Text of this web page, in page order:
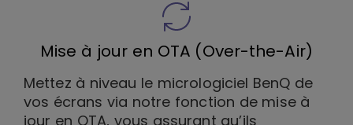
Mise à jour en OTA (Over-the-Air)
Mettez à niveau le micrologiciel BenQ de
vos écrans via notre fonction de mise à
jour en OTA, vous assurant qu’ils